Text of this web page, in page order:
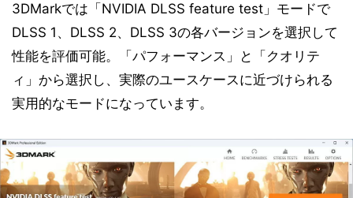
3DMarkでは「NVIDIA DLSS feature test」モードで
DLSS 1、DLSS 2、DLSS 3の各バージョンを選択して
性能を評価可能。「パフォーマンス」と「クオリテ
ィ」から選択し、実際のユースケースに近づけられる
実用的なモードになっています。